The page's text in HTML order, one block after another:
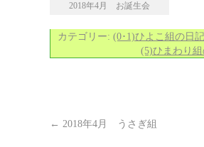
2018年4月 お誕生会
カテゴリー: (0･1)ひよこ組の日記
(5)ひまわり
← 2018年4月 うさぎ組